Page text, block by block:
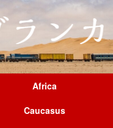
Africa
Caucasus